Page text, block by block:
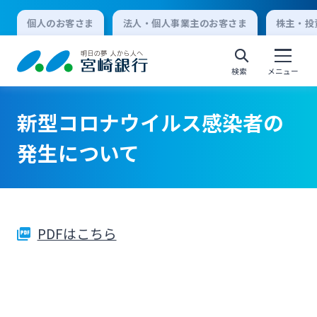
個人のお客さま 法人・個人事業主のお客さま 株主・
検索 メニュー
個人向けインターネットバンキング
ログオン
法人向けインターネットバンキング
新型コロナウイルス感染者の
発生について
PDFはこちら